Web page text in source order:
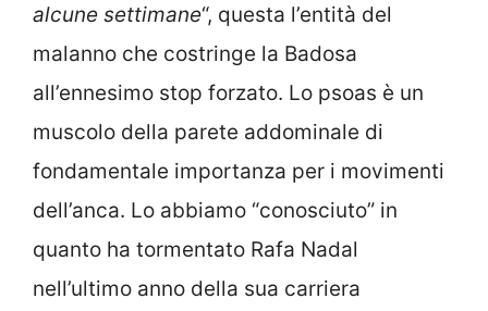
alcune settimane“, questa l’entità del
malanno che costringe la Badosa
all’ennesimo stop forzato. Lo psoas è un
muscolo della parete addominale di
fondamentale importanza per i movimenti
dell’anca. Lo abbiamo “conosciuto” in
quanto ha tormentato Rafa Nadal
nell’ultimo anno della sua carriera